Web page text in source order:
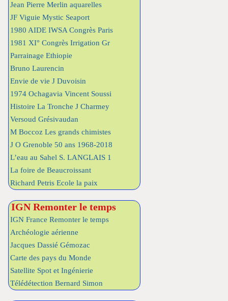
Jean Pierre Merlin aquarelles
JF Viguie Mystic Seaport
1980 AIDE IWSA Congrès Paris
1981 XI° Congrès Irrigation Gr
Parrainage Ethiopie
Bruno Laurencin
Envie de vie J Duvoisin
1974 Ochagavia Vincent Soussi
Histoire La Tronche J Charmey
Versoud Grésivaudan
M Boccoz Les grands chimistes
J O Grenoble 50 ans 1968-2018
L’eau au Sahel S. LANGLAIS 1
La foire de Beaucroissant
Richard Petris Ecole la paix
IGN Remonter le temps
IGN France Remonter le temps
Archéologie aérienne
Jacques Dassié Gémozac
Carte des pays du Monde
Satellite Spot et Ingénierie
Télédétection Bernard Simon